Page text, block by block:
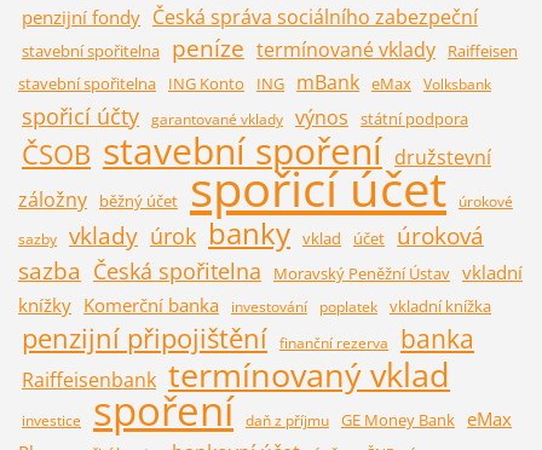
penzijní fondy Česká správa sociálního zabezpeční
stavební spořitelna peníze termínované vklady
Raiffeisen
stavební spořitelna
ING Konto ING mBank eMax Volksbank
spořicí účty garantované vklady výnos státní podpora
ČSOB stavební spoření družstevní
záložny
běžný účet spořicí účet
úrokové
sazby vklady úrok banky vklad účet
úroková
sazba Česká spořitelna Moravský Peněžní Ústav vkladní
knížky Komerční banka investování poplatek vkladní knížka
penzijní připojištění finanční rezerva banka
Raiffeisenbank termínovaný vklad
investice spoření daň z příjmu GE Money Bank eMax